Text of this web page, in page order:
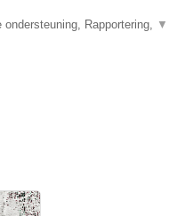
Rapportering, ▼